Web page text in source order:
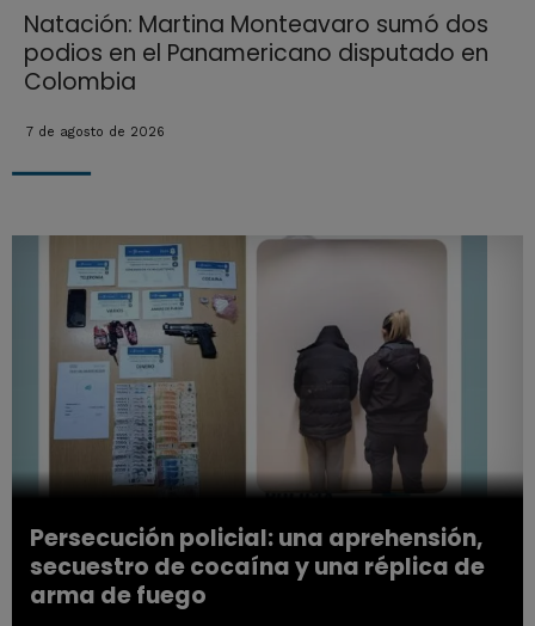
Natación: Martina Monteavaro sumó dos
podios en el Panamericano disputado en
Colombia
7 de agosto de 2026
Persecución policial: una aprehensión,
secuestro de cocaína y una réplica de
arma de fuego